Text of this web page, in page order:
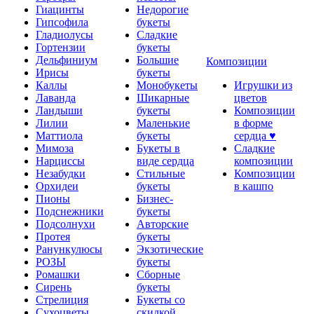
Гиацинты
Гипсофила
Гладиолусы
Гортензии
Дельфиниум
Ирисы
Каллы
Лаванда
Ландыши
Лилии
Маттиола
Мимоза
Нарциссы
Незабудки
Орхидеи
Пионы
Подснежники
Подсолнухи
Протея
Ранункулюсы
РОЗЫ
Ромашки
Сирень
Стрелиция
Недорогие
букеты
Сладкие
букеты
Большие
букеты
Монобукеты
Шикарные
букеты
Маленькие
букеты
Букеты в
виде сердца
Стильные
букеты
Бизнес-
букеты
Авторские
букеты
Экзотические
букеты
Сборные
букеты
Букеты со
Композиции
Игрушки из
цветов
Композиции
в форме
сердца ♥
Сладкие
композиции
Композиции
в кашпо